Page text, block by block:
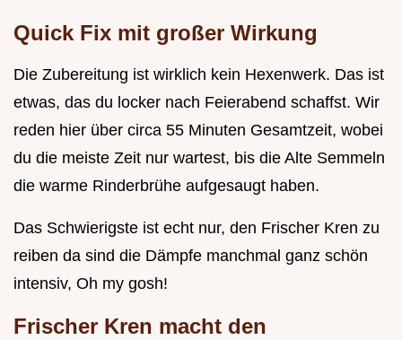
Quick Fix mit großer Wirkung
Die Zubereitung ist wirklich kein Hexenwerk. Das ist
etwas, das du locker nach Feierabend schaffst. Wir
reden hier über circa 55 Minuten Gesamtzeit, wobei
du die meiste Zeit nur wartest, bis die Alte Semmeln
die warme Rinderbrühe aufgesaugt haben.
Das Schwierigste ist echt nur, den Frischer Kren zu
reiben da sind die Dämpfe manchmal ganz schön
intensiv, Oh my gosh!
Frischer Kren macht den